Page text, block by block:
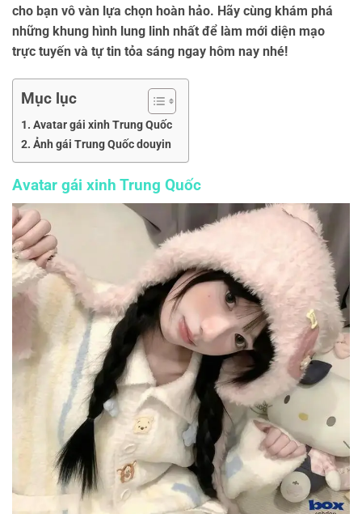
cho bạn vô vàn lựa chọn hoàn hảo. Hãy cùng khám phá
những khung hình lung linh nhất để làm mới diện mạo
trực tuyến và tự tin tỏa sáng ngay hôm nay nhé!
Mục lục
Avatar gái xinh Trung Quốc
Ảnh gái Trung Quốc douyin
Avatar gái xinh Trung Quốc